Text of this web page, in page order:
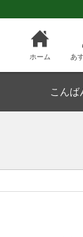
ホーム あ
こんば